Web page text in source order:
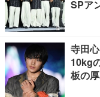
SPア
寺田
10kg
板の